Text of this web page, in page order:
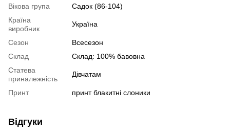
Вікова група
Садок (86-104)
Країна
виробник
Україна
Сезон
Всесезон
Склад
Склад: 100% бавовна
Статева
приналежність
Дівчатам
Принт принт блакитні слоники
Відгуки